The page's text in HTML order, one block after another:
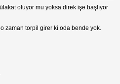
oluyor mu yoksa direk işe başlıyor
zaman torpil girer ki oda bende yok.